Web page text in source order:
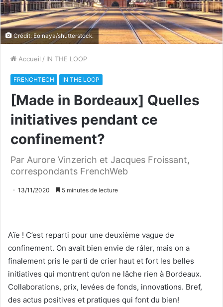
Crédit: Eo naya/shutterstock.
Accueil / IN THE LOOP
FRENCHTECH IN THE LOOP
[Made in Bordeaux] Quelles
initiatives pendant ce
confinement?
Par Aurore Vinzerich et Jacques Froissant,
correspondants FrenchWeb
13/11/2020 5 minutes de lecture
Aïe ! C’est reparti pour une deuxième vague de
confinement. On avait bien envie de râler, mais on a
finalement pris le parti de crier haut et fort les belles
initiatives qui montrent qu’on ne lâche rien à Bordeaux.
Collaborations, prix, levées de fonds, innovations. Bref,
des actus positives et pratiques qui font du bien!